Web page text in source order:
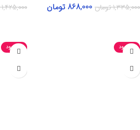
1,335,000تومان 868,000 تومان 1,425,000
ناموجود ناموجود